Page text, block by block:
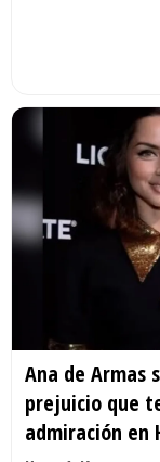
Ana de Armas
prejuicio que
admiración en